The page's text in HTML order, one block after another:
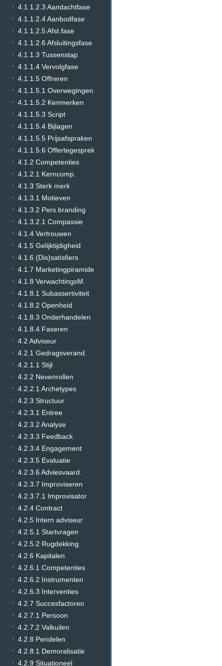
4.1.1.2.3 Aandachtfase
4.1.1.2.4 Aanbodfase
4.1.1.2.5 Afst.fase
4.1.1.2.6 Afsluitingsfase
4.1.1.3 Tussenstap
4.1.1.4 Vervolgfase
4.1.1.5 Offreren
4.1.1.5.1 Overwegingen
4.1.1.5.2 Kenmerken
4.1.1.5.3 Script
4.1.1.5.4 Bijlagen
4.1.1.5.5 Prijsafspraken
4.1.1.5.6 Offertegesprek
4.1.2 Competenties
4.1.2.1 Kerncomp.
4.1.3 Sterk merk
4.1.3.1 Motieven
4.1.3.2 Pers.branding
4.1.3.2.1 Compassie
4.1.4 Vertrouwen
4.1.5 Gelijktijdigheid
4.1.6 (Dis)satisfiers
4.1.7 Marketingpiramide
4.1.8 VerwachtingsM.
4.1.8.1 Subassertiviteit
4.1.8.2 Openheid
4.1.8.3 Onderhandelen
4.1.8.4 Faseren
4.2 Adviseur
4.2.1 Gedragsverand.
4.2.1.1 Stijl
4.2.2 Nevenrollen
4.2.2.1 Archetypes
4.2.3 Structuur
4.2.3.1 Entree
4.2.3.2 Analyse
4.2.3.3 Feedback
4.2.3.4 Engagement
4.2.3.5 Evaluatie
4.2.3.6 Adviesvaard.
4.2.3.7 Improviseren
4.2.3.7.1 Improvisator
4.2.4 Contract
4.2.5 Intern adviseur
4.2.5.1 Startvragen
4.2.5.2 Rugdekking
4.2.6 Kapitalen
4.2.6.1 Competenties
4.2.6.2 Instrumenten
4.2.6.3 Interventies
4.2.7 Succesfactoren
4.2.7.1 Persoon
4.2.7.2 Valkuilen
4.2.8 Pendelen
4.2.8.1 Demoralisatie
4.2.9 Situationeel